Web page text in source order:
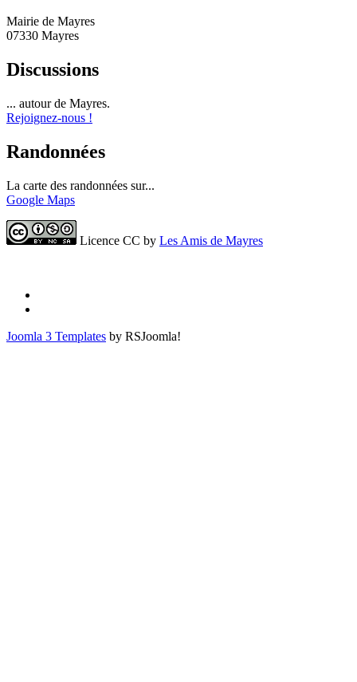
Mairie de Mayres
07330 Mayres
Discussions
... autour de Mayres.
Rejoignez-nous !
Randonnées
La carte des randonnées sur...
Google Maps
Licence CC by Les Amis de Mayres
Joomla 3 Templates by RSJoomla!